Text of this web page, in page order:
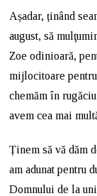
Așadar, ținând
august, să
Zoe odinioară,
mijlocitoare
chemăm în
avem cea mai
Ținem să vă dăm
am adunat pentru
Domnului de la